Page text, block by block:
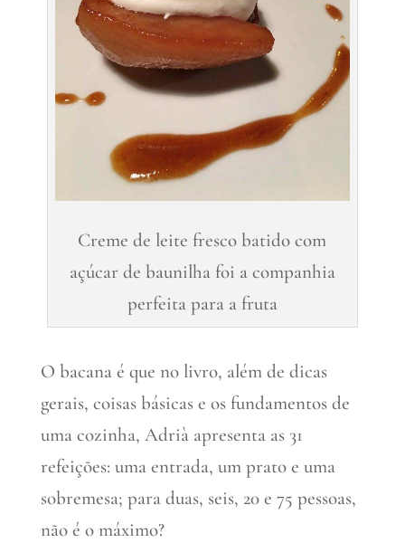
Creme de leite fresco batido com
açúcar de baunilha foi a companhia
perfeita para a fruta
O bacana é que no livro, além de dicas
gerais, coisas básicas e os fundamentos de
uma cozinha, Adrià apresenta as 31
refeições: uma entrada, um prato e uma
sobremesa; para duas, seis, 20 e 75 pessoas,
não é o máximo?